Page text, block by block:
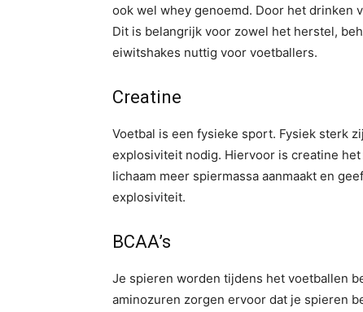
ook wel whey genoemd. Door het drinken
Dit is belangrijk voor zowel het herstel,
eiwitshakes nuttig voor voetballers.
Creatine
Voetbal is een fysieke sport. Fysiek sterk
explosiviteit nodig. Hiervoor is creatine
lichaam meer spiermassa aanmaakt en
explosiviteit.
BCAA’s
Je spieren worden tijdens het voetballen
aminozuren zorgen ervoor dat je spieren